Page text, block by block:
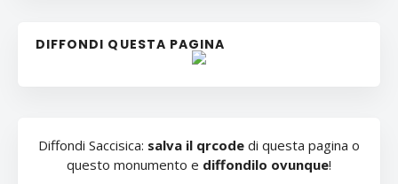
DIFFONDI QUESTA PAGINA
Diffondi Saccisica: salva il qrcode di questa pagina o
questo monumento e diffondilo ovunque!